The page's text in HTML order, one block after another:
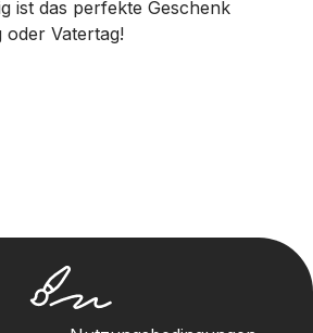
ist das perfekte Geschenk
oder Vatertag!